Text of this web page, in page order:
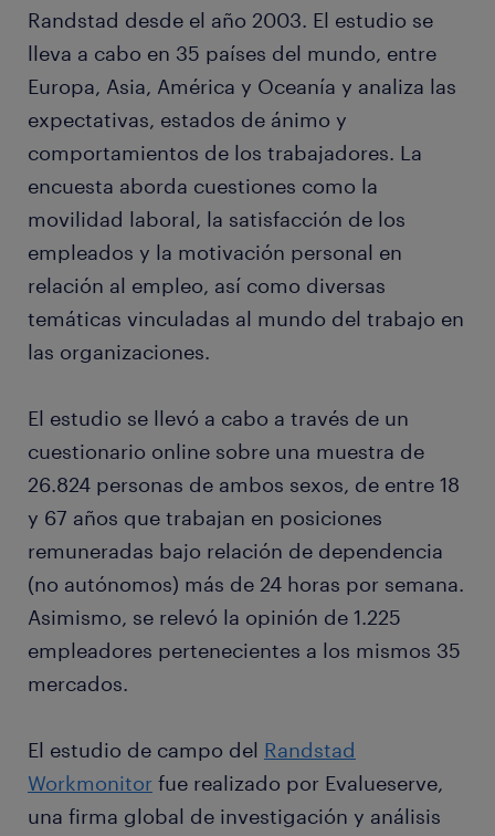
Randstad desde el año 2003. El estudio se
lleva a cabo en 35 países del mundo, entre
Europa, Asia, América y Oceanía y analiza las
expectativas, estados de ánimo y
comportamientos de los trabajadores. La
encuesta aborda cuestiones como la
movilidad laboral, la satisfacción de los
empleados y la motivación personal en
relación al empleo, así como diversas
temáticas vinculadas al mundo del trabajo en
las organizaciones.
El estudio se llevó a cabo a través de un
cuestionario online sobre una muestra de
26.824 personas de ambos sexos, de entre 18
y 67 años que trabajan en posiciones
remuneradas bajo relación de dependencia
(no autónomos) más de 24 horas por semana.
Asimismo, se relevó la opinión de 1.225
empleadores pertenecientes a los mismos 35
mercados.
El estudio de campo del Randstad
Workmonitor fue realizado por Evalueserve,
una firma global de investigación y análisis